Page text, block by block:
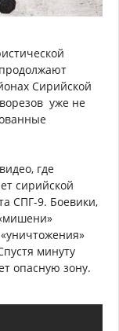
Сирийской
уже не
где
сирийской
СПГ-9. Боевики,
минуту
опасную зону.